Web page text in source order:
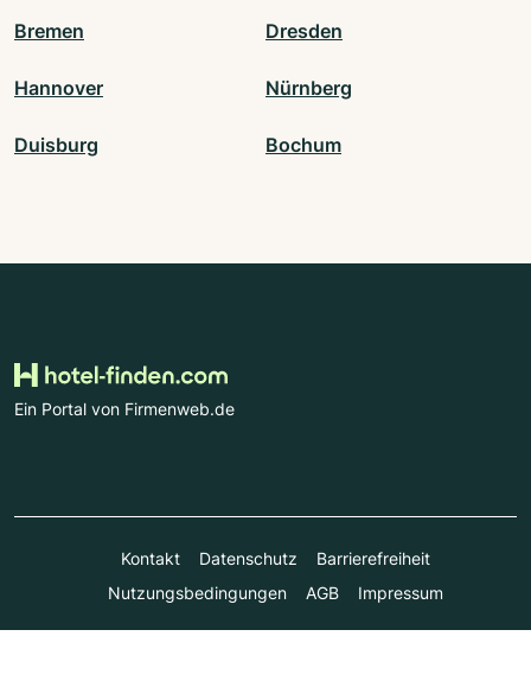
Bremen Dresden
Hannover Nürnberg
Duisburg Bochum
Ein Portal von Firmenweb.de
Kontakt Datenschutz
Barrierefreiheit
Nutzungsbedingungen
AGB Impressum